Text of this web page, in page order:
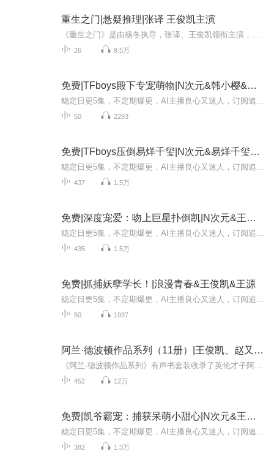
重生之门|悬疑推理|张译 王俊凯主演
26 9.5万
免费|TFboys殿下专宠萌物|N次元&韩小樱&王俊凯
50 2293
免费|TFboys压倒易烊千玺|N次元&易烊千玺&王俊凯
437 1.5万
免费|深度宠爱：吻上巨星扑倒凯|N次元&王俊凯&王源
435 1.5万
免费|抓捕妖孽学长！|浪漫青春&王俊凯&王源
50 1937
阿兰·德波顿作品系列（11册）|王俊凯、赵又廷力荐
452 12万
免费|凯爷霸宠：捕获呆萌小甜心|N次元&王俊凯&小九
382 1.3万